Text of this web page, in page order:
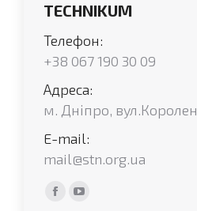
TECHNIKUM
Телефон:
+38 067 190 30 09
Адреса:
м. Дніпро,
E-mail:
mail@stn.org.ua
Find us on:
Facebook
YouTube